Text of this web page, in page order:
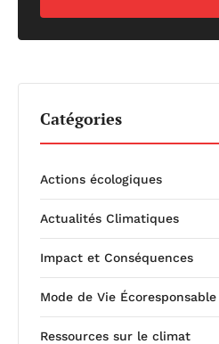
Catégories
Actions écologiques
Actualités Climatiques
Impact et Conséquences
Mode de Vie Écoresponsable
Ressources sur le climat